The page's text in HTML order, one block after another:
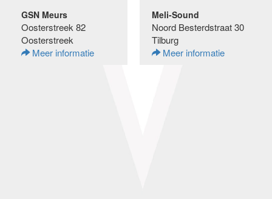
GSN Meurs
Oosterstreek 82
Oosterstreek
Meer informatie
Meli-Sound
Noord Besterdstraat 30
Tilburg
Meer informatie